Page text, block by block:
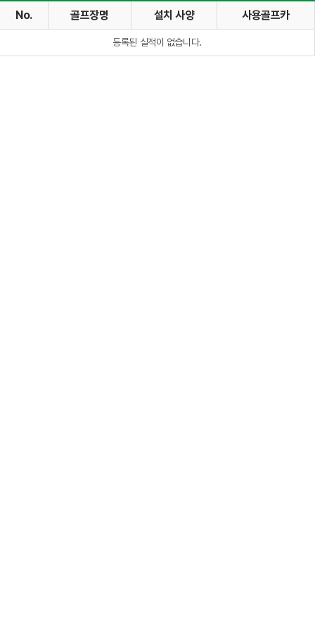
No. 골프장명 설치 사양 사용골프카
등록된 실적이 없습니다.